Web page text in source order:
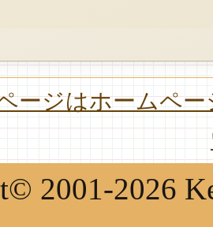
ージはホームペ
2001-2026